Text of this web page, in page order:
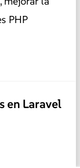
PHP
en Laravel